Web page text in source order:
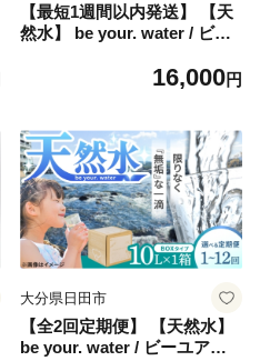
【最短1週間以内発送】 【天
然水】 be your. water / ビー
料水 水 みず 備蓄 防災 天然
16,000円
大分県日田市
【全2回定期便】 【天然水】
be your. water / ビーユアウ